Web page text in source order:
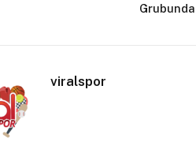
viralspor